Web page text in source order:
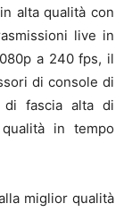
alta qualità con
live in
a 240 fps, il
di console di
di fascia alta di
in tempo
miglior qualità